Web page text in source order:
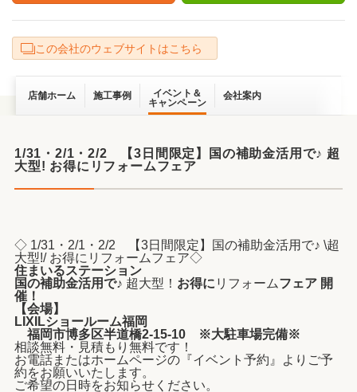
この会社のウェブサイトはこちら
店舗ホーム 施工事例
イベント＆
キャンペーン
会社案内
1/31・2/1・2/2 【3日間限定】国の補助金活用で♪ 超
大型! お得にリフォームフェア
◇ 1/31・2/1・2/2 【3日間限定】国の補助金活用で♪ \超
大型!/ お得にリフォームフェア◇
住まいるステーション
国の補助金活用で♪ 超大型！ お得に リフォームフェア 開
催！
【会場】
LIXILショールーム福岡
福岡市博多区半道橋2-15-10 ※大駐車場完備※
相談無料・見積もり無料です！
お電話またはホームページの『イベント予約』よりご予
約をお願いいたします。
ご希望の日時をお知らせください。